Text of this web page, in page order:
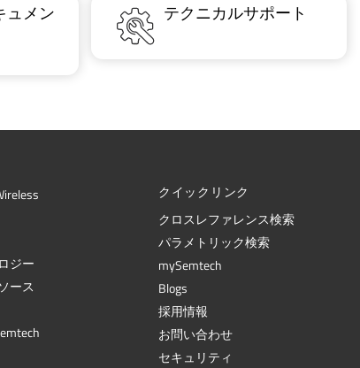
ュメン
テクニカルサポート
ジー
ース
クイックリンク
クロスレファレンス検索
パラメトリック検索
mySemtech
Blogs
採用情報
お問い合わせ
セキュリティ